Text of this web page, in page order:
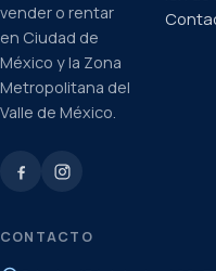
vender o rentar
en Ciudad de
México y la Zona
Metropolitana del
Valle de México.
CONTACTO